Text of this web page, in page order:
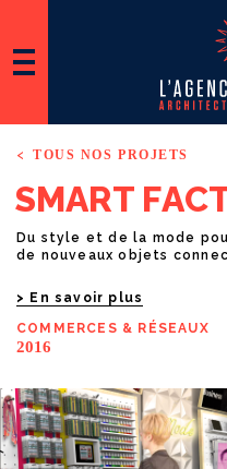
TOUS NOS PROJETS
SMART FAC
Du style et de la mode
de nouveaux objets
En savoir plus
COMMERCES & RÉSEAUX
2016